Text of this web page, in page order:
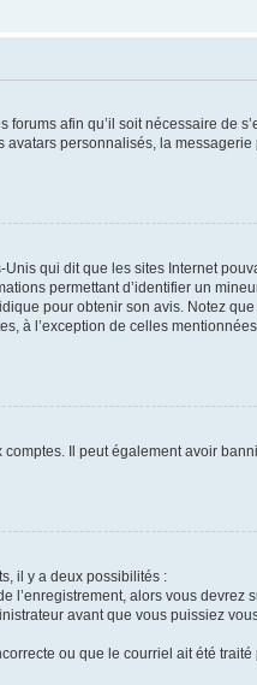
afin qu’il soit nécessaire de
personnalisés, la
qui dit que les sites Internet
permettant d’identifier un
pour obtenir son avis. Notez
à l’exception de celles
Il peut également avoir
il y a deux possibilités :
l’enregistrement, alors vous
avant que vous puissiez
ou que le courriel ait été